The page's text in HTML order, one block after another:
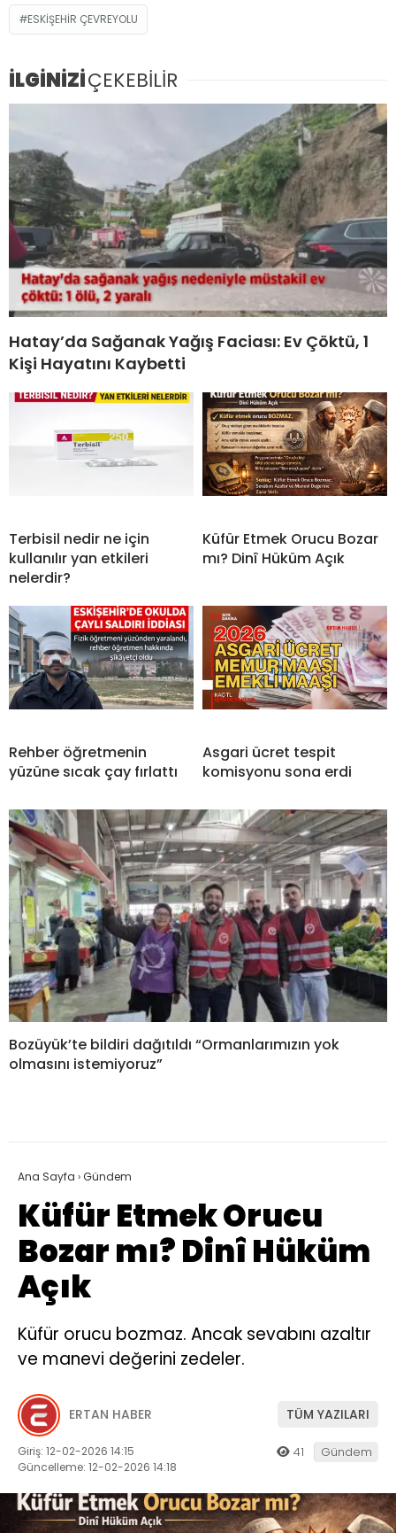
ESKIŞEHIR ÇEVREYOLU
İLGİNİZİÇEKEBİLİR
Hatay’da Sağanak Yağış Faciası: Ev Çöktü, 1
Kişi Hayatını Kaybetti
Terbisil nedir ne için
kullanılır yan etkileri
nelerdir?
Küfür Etmek Orucu Bozar
mı? Dinî Hüküm Açık
Rehber öğretmenin
yüzüne sıcak çay fırlattı
Asgari ücret tespit
komisyonu sona erdi
Bozüyük’te bildiri dağıtıldı “Ormanlarımızın yok
olmasını istemiyoruz”
Ana Sayfa ›Gündem
Küfür Etmek Orucu
Bozar mı? Dinî Hüküm
Açık
Küfür orucu bozmaz. Ancak sevabını azaltır
ve manevi değerini zedeler.
ERTAN HABER TÜM YAZILARI
Giriş: 12-02-2026 14:15
Güncelleme: 12-02-2026 14:18
41 Gündem